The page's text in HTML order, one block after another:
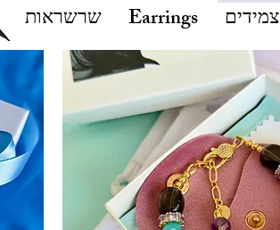
שרשראות Earrings צמידים